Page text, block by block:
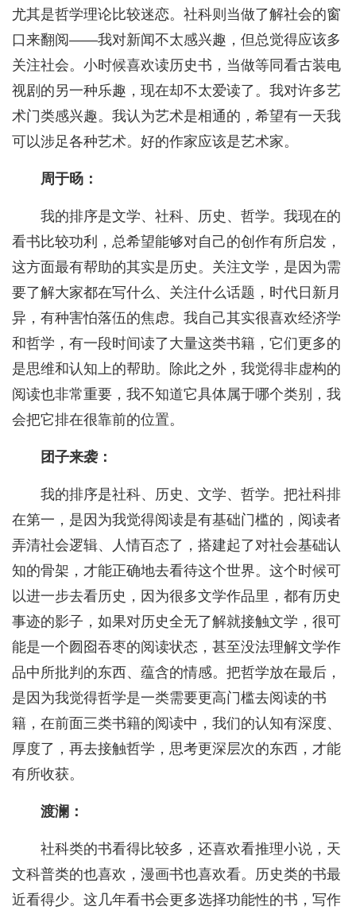
尤其是哲学理论比较迷恋。社科则当做了解社会的窗
口来翻阅——我对新闻不太感兴趣，但总觉得应该多
关注社会。小时候喜欢读历史书，当做等同看古装电
视剧的另一种乐趣，现在却不太爱读了。我对许多艺
术门类感兴趣。我认为艺术是相通的，希望有一天我
可以涉足各种艺术。好的作家应该是艺术家。
周于旸：
我的排序是文学、社科、历史、哲学。我现在的
看书比较功利，总希望能够对自己的创作有所启发，
这方面最有帮助的其实是历史。关注文学，是因为需
要了解大家都在写什么、关注什么话题，时代日新月
异，有种害怕落伍的焦虑。我自己其实很喜欢经济学
和哲学，有一段时间读了大量这类书籍，它们更多的
是思维和认知上的帮助。除此之外，我觉得非虚构的
阅读也非常重要，我不知道它具体属于哪个类别，我
会把它排在很靠前的位置。
团子来袭：
我的排序是社科、历史、文学、哲学。把社科排
在第一，是因为我觉得阅读是有基础门槛的，阅读者
弄清社会逻辑、人情百态了，搭建起了对社会基础认
知的骨架，才能正确地去看待这个世界。这个时候可
以进一步去看历史，因为很多文学作品里，都有历史
事迹的影子，如果对历史全无了解就接触文学，很可
能是一个囫囵吞枣的阅读状态，甚至没法理解文学作
品中所批判的东西、蕴含的情感。把哲学放在最后，
是因为我觉得哲学是一类需要更高门槛去阅读的书
籍，在前面三类书籍的阅读中，我们的认知有深度、
厚度了，再去接触哲学，思考更深层次的东西，才能
有所收获。
渡澜：
社科类的书看得比较多，还喜欢看推理小说，天
文科普类的也喜欢，漫画书也喜欢看。历史类的书最
近看得少。这几年看书会更多选择功能性的书，写作